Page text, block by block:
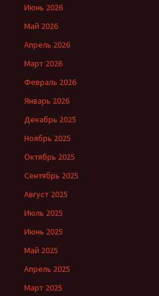
Июнь 2026
Май 2026
Апрель 2026
Март 2026
Февраль 2026
Январь 2026
Декабрь 2025
Ноябрь 2025
Октябрь 2025
Сентябрь 2025
Август 2025
Июль 2025
Июнь 2025
Май 2025
Апрель 2025
Март 2025